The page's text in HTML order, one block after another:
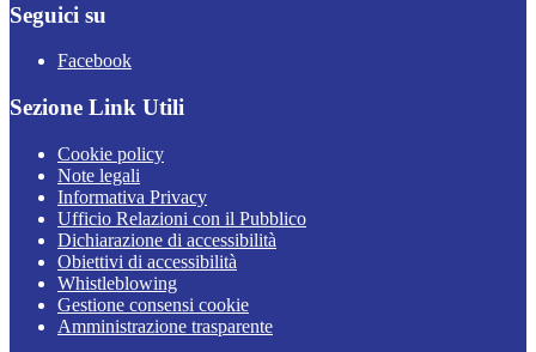
Seguici su
Facebook
Sezione Link Utili
Cookie policy
Note legali
Informativa Privacy
Ufficio Relazioni con il Pubblico
Dichiarazione di accessibilità
Obiettivi di accessibilità
Whistleblowing
Gestione consensi cookie
Amministrazione trasparente